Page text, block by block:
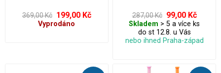
ideální pro úlevu od stresu a
úzkosti, vhodná pro autisty.
Přichytili jste někdy své děti nebo
369,00 Kč 199,00 Kč
Vyprodáno
praskavý zvuk. Když poslední
práskne, vyhrál si. Pak to otoč a
začni znovu! Nekonečně
opakovaně použitelné a
omyvatelné. Hračka Pop it je
ideální pro úlevu od stresu a
287,00 Kč 99,00 Kč
Skladem > 5 a více ks
do st 12.8. u Vás
nebo ihned Praha-západ